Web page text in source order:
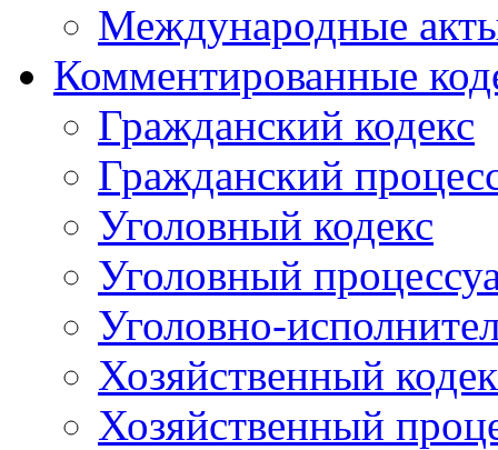
Международные
Комментированные
Гражданский кодекс
Гражданский
Уголовный кодекс
Уголовный
Уголовно-
Хозяйственный
Хозяйственный